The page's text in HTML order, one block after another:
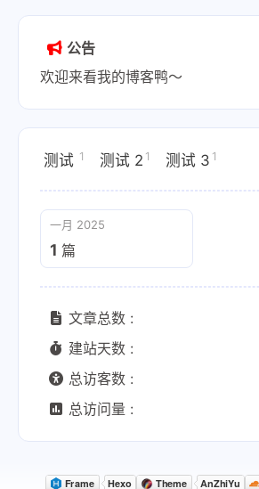
公告
欢迎来看我的博客鸭～
测试 1 测试 2 1 测试 3 1
一月 2025
1 篇
文章总数 :
建站天数 :
总访客数 :
总访问量 :